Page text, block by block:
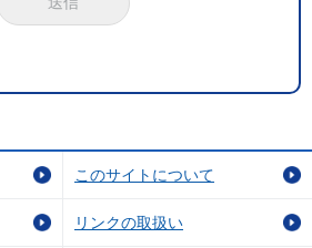
このサイトについて
リンクの取扱い